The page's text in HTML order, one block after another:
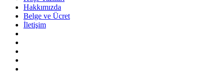
Hakkımızda
Belge ve Ücret
İletişim